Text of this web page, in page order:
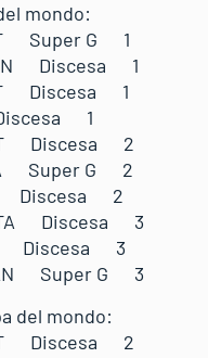
mondo:
Super G 1
Discesa 1
Discesa 1
1
Discesa 2
Super G 2
Discesa 2
ITA Discesa 3
Discesa 3
Super G 3
del mondo:
Discesa 2